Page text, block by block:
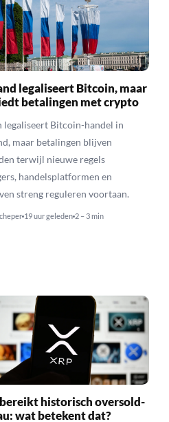
legaliseert Bitcoin, maar
betalingen met crypto
legaliseert Bitcoin-handel in
maar betalingen blijven
terwijl nieuwe regels
handelsplatformen en
streng reguleren voortaan.
19 uur geleden 2 – 3 min
historisch oversold-
wat betekent dat?